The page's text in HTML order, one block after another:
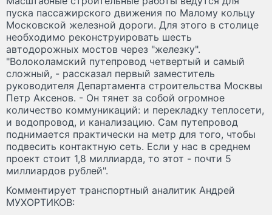
пуска пассажирского движения по Малому кольцу
Московской железной дороги. Для этого в столице
необходимо реконструировать шесть
автодорожных мостов через "железку".
"Волоколамский путепровод четвертый и самый
сложный, - рассказал первый заместитель
руководителя Департамента строительства Москвы
Петр Аксенов. - Он тянет за собой огромное
количество коммуникаций: и перекладку теплосети,
и водопровод, и канализацию. Сам путепровод
поднимается практически на метр для того, чтобы
подвесить контактную сеть. Если у нас в среднем
проект стоит 1,8 миллиарда, то этот - почти 5
миллиардов рублей".
Комментирует транспортный аналитик Андрей
МУХОРТИКОВ: